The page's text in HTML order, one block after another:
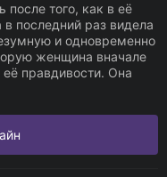
того, как в её
в последний раз видела
и одновременно
женщина вначале
правдивости. Она